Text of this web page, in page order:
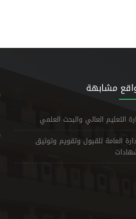
مشابهة
التعليم العالي والبحث العلمي
العامة للقبول وتقويم وتوثيق